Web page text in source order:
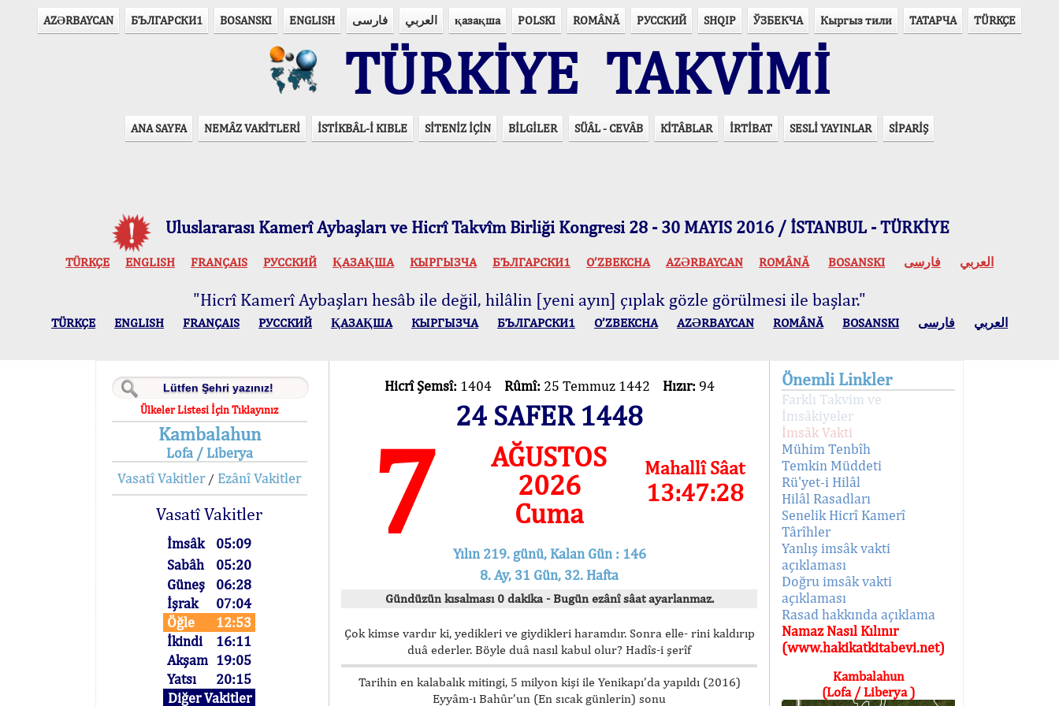
AZӘRBAYCAN БЪЛГАРСКИ1 BOSANSKI ENGLISH فارسی العربي қазақша POLSKI ROMÂNĂ РУССКИЙ SHQIP ЎЗБЕКЧА Кыргыз тили ТАТАРЧА TÜRKÇE
TÜRKİYE TAKVİMİ
ANA SAYFA NEMÂZ VAKİTLERİ İSTİKBÂL-İ KIBLE SİTENİZ İÇİN BİLGİLER SÜÂL - CEVÂB KİTÂBLAR İRTİBAT SESLİ YAYINLAR SİPARİŞ
Uluslararası Kamerî Aybaşları ve Hicrî Takvîm Birliği Kongresi 28 - 30 MAYIS 2016 / İSTANBUL - TÜRKİYE
TÜRKÇE ENGLISH FRANÇAIS РУССКИЙ ҚАЗАҚША КЫPГЫЗЧA БЪЛГАРСКИ1 O’ZBEKCHA AZӘRBAYCAN ROMÂNĂ BOSANSKI العربي فارسی
"Hicrî Kamerî Aybaşları hesâb ile değil, hilâlin [yeni ayın] çıplak gözle görülmesi ile başlar."
TÜRKÇE ENGLISH FRANÇAIS РУССКИЙ ҚАЗАҚША КЫPГЫЗЧA БЪЛГАРСКИ1 O’ZBEKCHA AZӘRBAYCAN ROMÂNĂ BOSANSKI العربي فارسی
Ülkeler Listesi İçin Tıklayınız
Kambalahun
Lofa / Liberya
Vasatî Vakitler/ Ezânî Vakitler
Vasatî Vakitler
İmsâk
05:09
Sabâh
05:20
Güneş
06:28
İşrak
07:04
Öğle
12:53
İkindi
16:11
Akşam 19:05
Yatsı
20:15
Diğer Vakitler
Hicrî Şemsî: 1404 Rûmî: 25 Temmuz 1442 Hızır: 94
24 SAFER 1448
7
AĞUSTOS
2026
Cuma
Mahallî Sâat
13:47:28
Yılın 219. günü, Kalan Gün : 146
8. Ay, 31 Gün, 32. Hafta
Gündüzün kısalması 0 dakika - Bugün ezânî sâat ayarlanmaz.
Çok kimse vardır ki, yedikleri ve giydikleri haramdır. Sonra elle- rini kaldırıp
duâ ederler. Böyle duâ nasıl kabul olur? Hadîs-i şerîf
Tarihin en kalabalık mitingi, 5 milyon kişi ile Yenikapı’da yapıldı (2016)
Eyyâm-ı Bahûr’un (En sıcak günlerin) sonu
Önemli Linkler
Farklı Takvim ve
İmsâkiyeler
İmsâk Vakti
Mühim Tenbîh
Temkin Müddeti
Rü'yet-i Hilâl
Hilâl Rasadları
Senelik Hicrî Kamerî
Târîhler
Yanlış imsâk vakti
açıklaması
Doğru imsâk vakti
açıklaması
Rasad hakkında açıklama
Namaz Nasıl Kılınır
(www.hakikatkitabevi.net)
Kambalahun
(Lofa / Liberya )